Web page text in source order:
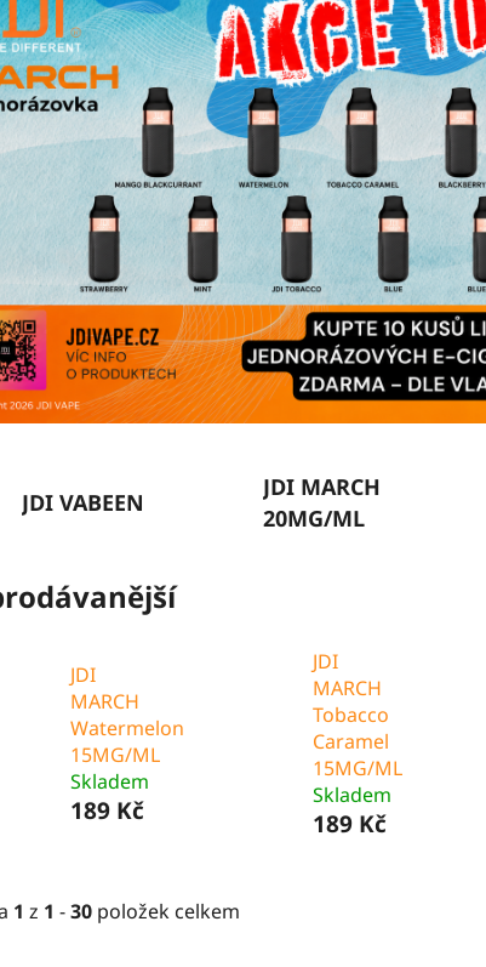
JDI VABEEN
JDI MARCH
20MG/ML
JDI
MARCH
Watermelon
15MG/ML
Skladem
189 Kč
JDI
MARCH
Tobacco
Caramel
15MG/ML
Skladem
189 Kč
1 z 1 -30 položek celkem